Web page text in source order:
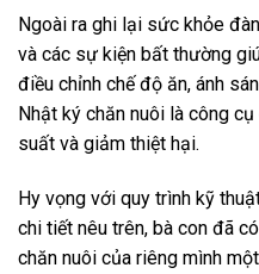
Ngoài ra ghi lại sức khỏe
và các sự kiện bất thường
điều chỉnh chế độ ăn, ánh
Nhật ký chăn nuôi là công
suất và giảm thiệt hại.
Hy vọng với quy trình kỹ
chi tiết nêu trên, bà con đã
chăn nuôi của riêng mình